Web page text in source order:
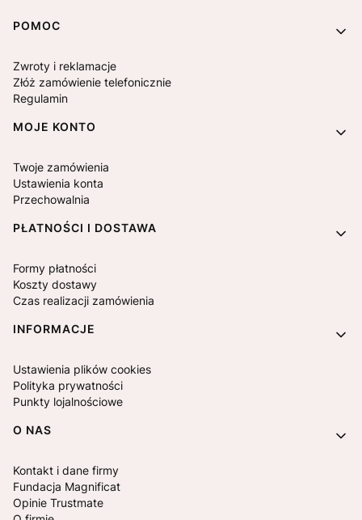
Linki w stopce
POMOC
Zwroty i reklamacje
Złóż zamówienie telefonicznie
Regulamin
MOJE KONTO
Twoje zamówienia
Ustawienia konta
Przechowalnia
PŁATNOŚCI I DOSTAWA
Formy płatności
Koszty dostawy
Czas realizacji zamówienia
INFORMACJE
Ustawienia plików cookies
Polityka prywatności
Punkty lojalnościowe
O NAS
Kontakt i dane firmy
Fundacja Magnificat
Opinie Trustmate